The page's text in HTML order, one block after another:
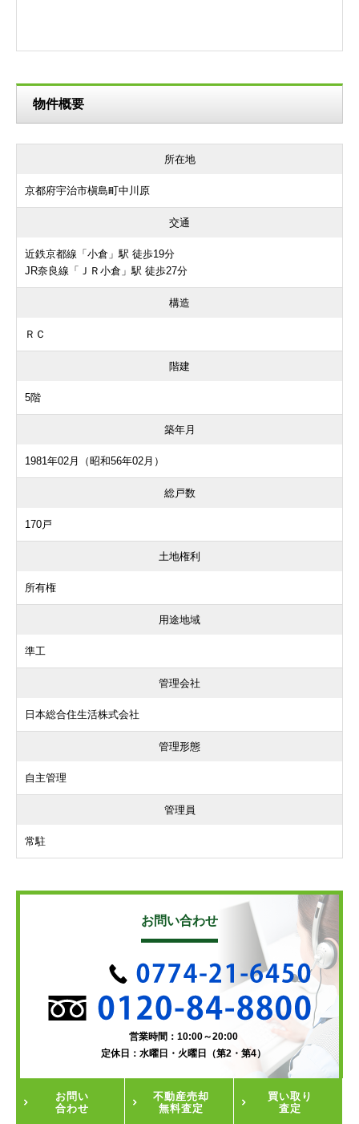
物件概要
所在地
京都府宇治市槇島町中川原
交通
近鉄京都線「小倉」駅 徒歩19分
JR奈良線「ＪＲ小倉」駅 徒歩27分
構造
ＲＣ
階建
5階
築年月
1981年02月（昭和56年02月）
総戸数
170戸
土地権利
所有権
用途地域
準工
管理会社
日本総合住生活株式会社
管理形態
自主管理
管理員
常駐
お問い合わせ
営業時間：10:00～20:00
定休日：水曜日・火曜日（第2・第4）
お問い
合わせ
不動産売却
無料査定
買い取り
査定